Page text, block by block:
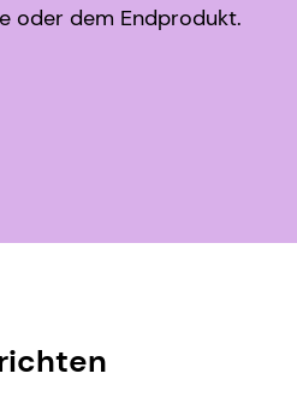
oder dem Endprodukt.